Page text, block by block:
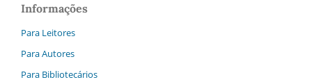
Informações
Para Leitores
Para Autores
Para Bibliotecários